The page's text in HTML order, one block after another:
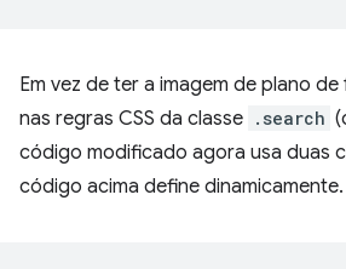
Em vez de ter a imagem de plano
nas regras CSS da classe .search
código modificado agora usa duas
código acima define dinamicamente.